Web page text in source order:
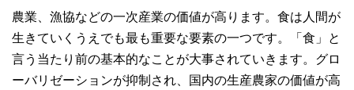
農業、漁協などの一次産業の価値が高ります。食は人間が
生きていくうえでも最も重要な要素の一つです。「食」と
言う当たり前の基本的なことが大事されていきます。グロ
ーバリゼーションが抑制され、国内の生産農家の価値が高